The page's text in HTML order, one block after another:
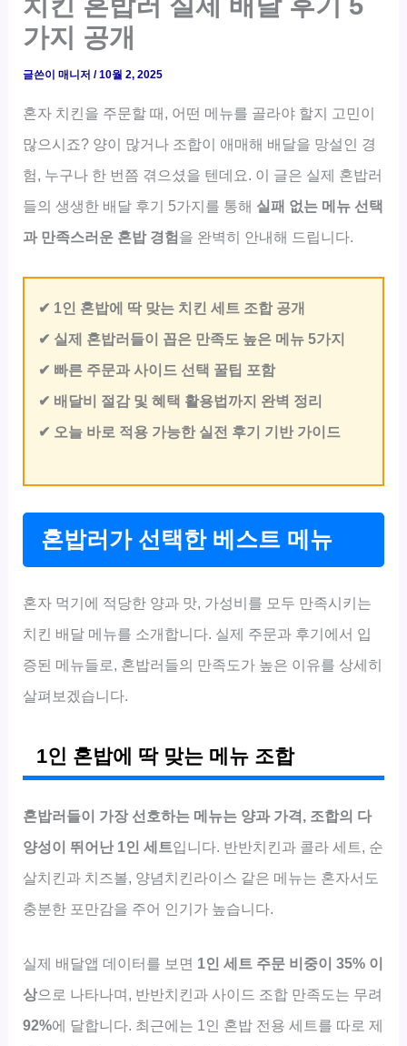
가지 공개
글쓴이매니저/10월 2, 2025
혼자 치킨을 주문할 때, 어떤 메뉴를 골라야 할지 고민이
많으시죠? 양이 많거나 조합이 애매해 배달을 망설인 경
험, 누구나 한 번쯤 겪으셨을 텐데요. 이 글은 실제 혼밥러
들의 생생한 배달 후기 5가지를 통해 실패 없는 메뉴 선택
과 만족스러운 혼밥 경험 을 완벽히 안내해 드립니다.
✔ 1인 혼밥에 딱 맞는 치킨 세트 조합 공개
✔ 실제 혼밥러들이 꼽은 만족도 높은 메뉴 5가지
✔ 빠른 주문과 사이드 선택 꿀팁 포함
✔ 배달비 절감 및 혜택 활용법까지 완벽 정리
✔ 오늘 바로 적용 가능한 실전 후기 기반 가이드
혼밥러가 선택한 베스트 메뉴
혼자 먹기에 적당한 양과 맛, 가성비를 모두 만족시키는
치킨 배달 메뉴를 소개합니다. 실제 주문과 후기에서 입
증된 메뉴들로, 혼밥러들의 만족도가 높은 이유를 상세히
살펴보겠습니다.
1인 혼밥에 딱 맞는 메뉴 조합
혼밥러들이 가장 선호하는 메뉴는 양과 가격, 조합의 다
양성이 뛰어난 1인 세트입니다. 반반치킨과 콜라 세트, 순
살치킨과 치즈볼, 양념치킨라이스 같은 메뉴는 혼자서도
충분한 포만감을 주어 인기가 높습니다.
실제 배달앱 데이터를 보면 1인 세트 주문 비중이 35% 이
상으로 나타나며, 반반치킨과 사이드 조합 만족도는 무려
92%에 달합니다. 최근에는 1인 혼밥 전용 세트를 따로 제